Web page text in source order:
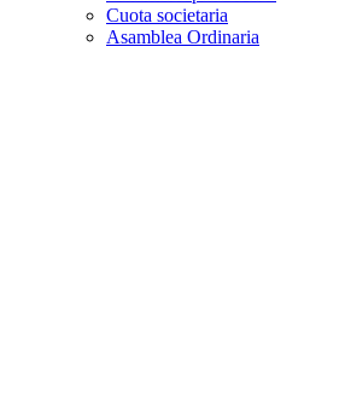
Cuota societaria
Asamblea Ordinaria